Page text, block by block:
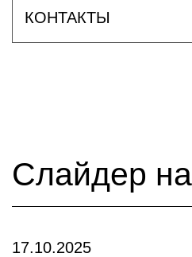
КОНТАКТЫ
Слайдер
17.10.2025